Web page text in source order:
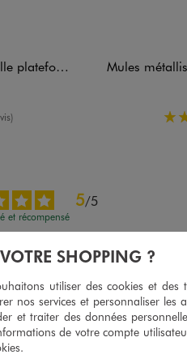
- 5 Miles
Mules métallisées avec
5/5
et récompensé
proposez divers couleur
2026 , suite à une expérience du18/
SHOPPING ?
utiliser des cookies et des
nos services et personnaliser les
et traiter des données
de votre compte